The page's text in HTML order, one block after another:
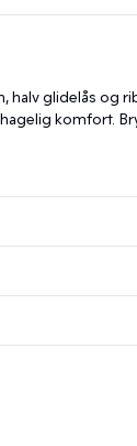
halv glidelås og
komfort.